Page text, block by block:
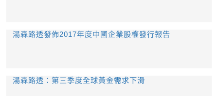
​湯森路透發佈2017年度中國企業股權發行報告
湯森路透：第三季度全球黃金需求下滑